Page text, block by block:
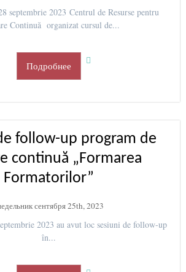
septembrie 2023 Centrul de Resurse pentru
Continuă organizat cursul de...
Подробнее
follow-up program de
continuă „Formarea
Formatorilor”
сентября 25th, 2023
2023 au avut loc sesiuni de follow-up
în...